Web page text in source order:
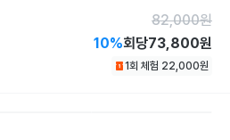
82,000원
10%회당73,800원
1회 체험 22,000원